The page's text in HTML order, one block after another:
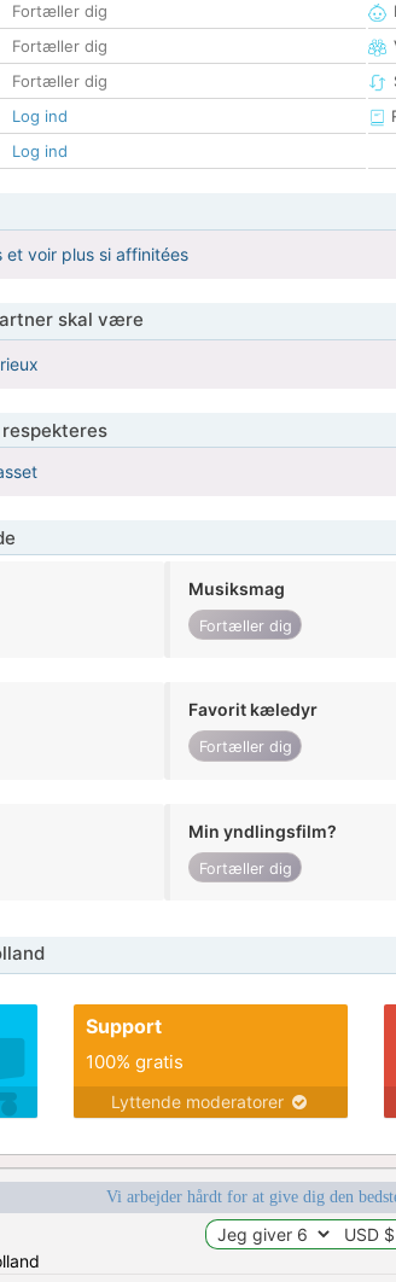
Fortæller dig
Fortæller dig
Fortæller dig
Log ind
Log ind
et voir plus si affinitées
skal være
Musiksmag
Fortæller dig
Favorit kæledyr
Fortæller dig
Min yndlingsfilm?
Fortæller dig
Support
100% gratis
Lyttende moderatorer
Vi arbejder hårdt for at give dig den